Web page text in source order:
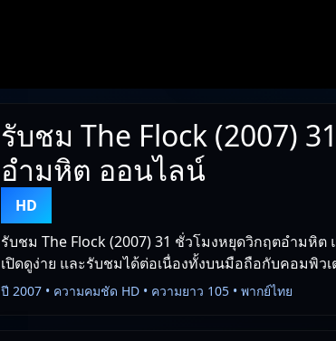
รับชม The Flock (2007)
อำมหิต ออนไลน์
HD
รับชม The Flock (2007) 31 ชั่วโมงหยุดวิกฤตอำมหิ
เปิดดูง่าย และรับชมได้ต่อเนื่องทั้งบนมือถือกับคอมพิวเ
ปี 2007 • ความคมชัด HD • ความยาว 105 • พากย์ไทย